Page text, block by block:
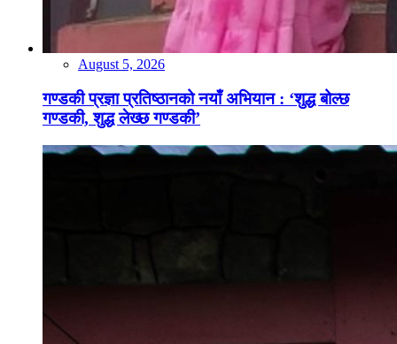
August 5, 2026
गण्डकी प्रज्ञा प्रतिष्ठानको नयाँ अभियान : ‘शुद्ध बोल्छ
गण्डकी, शुद्ध लेख्छ गण्डकी’